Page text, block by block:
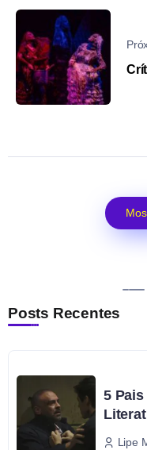
Posts Recentes
5
Lipe